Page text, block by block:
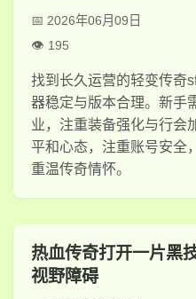
2026年06月09日
195
找到长久运营的轻变传奇
器稳定与版本合理。新手
业，注重装备强化与行会
平和心态，注重账号安全
重温传奇情怀。
热血传奇打开一片黑
视野障碍